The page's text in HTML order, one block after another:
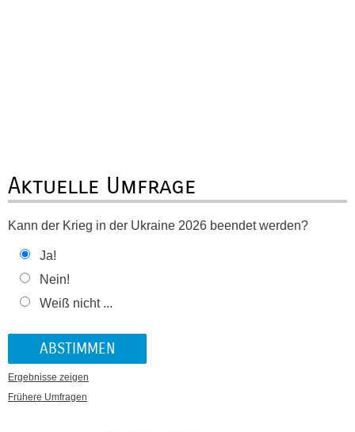
Aktuelle Umfrage
Kann der Krieg in der Ukraine 2026 beendet werden?
Ja!
Nein!
Weiß nicht ...
Ergebnisse zeigen
Frühere Umfragen